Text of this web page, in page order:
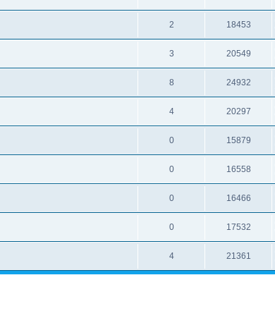
2 18453
3 20549
8 24932
4 20297
0 15879
0 16558
0 16466
0 17532
4 21361